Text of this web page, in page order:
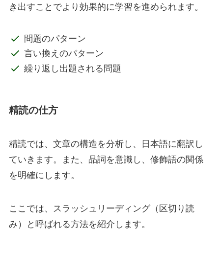
き出すことでより効果的に学習を進められます。
問題のパターン
言い換えのパターン
繰り返し出題される問題
精読の仕方
精読では、文章の構造を分析し、日本語に翻訳し
ていきます。また、品詞を意識し、修飾語の関係
を明確にします。
ここでは、スラッシュリーディング（区切り読
み）と呼ばれる方法を紹介します。